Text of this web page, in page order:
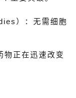
）：无需细胞
物正在迅速改变